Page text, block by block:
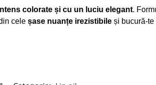
colorate și cu un luciu elegant.
cele șase nuanțe irezistibileși bucură-te